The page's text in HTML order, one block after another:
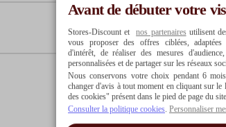
5/5
Avant de débuter votre
Stores-Discount etnos partenairesutilisent
vous proposer des offres ciblées,
d'intérêt, de réaliser des mesures
personnalisées et de partager sur les réseaux
Nous conservons votre choix pendant 6
changer d'avis à tout moment en cliquant sur
des cookies" présent dans le pied de page du
Consulter la politique cookies. Personnaliser